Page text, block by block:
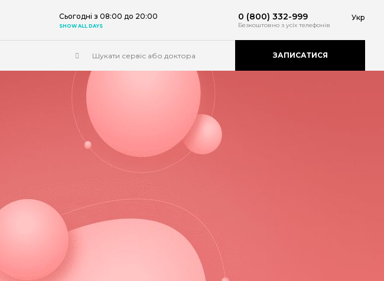
Сьогодні з 08:00 до 20:00
SHOW ALL DAYS
0 (800) 332-999
Безкоштовно з усіх телефонів
Укр
ЗАПИСАТИСЯ